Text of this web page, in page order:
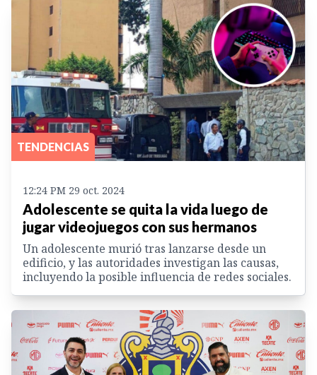
TENDENCIAS
12:24 PM 29 oct. 2024
Adolescente se quita la vida luego de
jugar videojuegos con sus hermanos
Un adolescente murió tras lanzarse desde un
edificio, y las autoridades investigan las causas,
incluyendo la posible influencia de redes sociales.